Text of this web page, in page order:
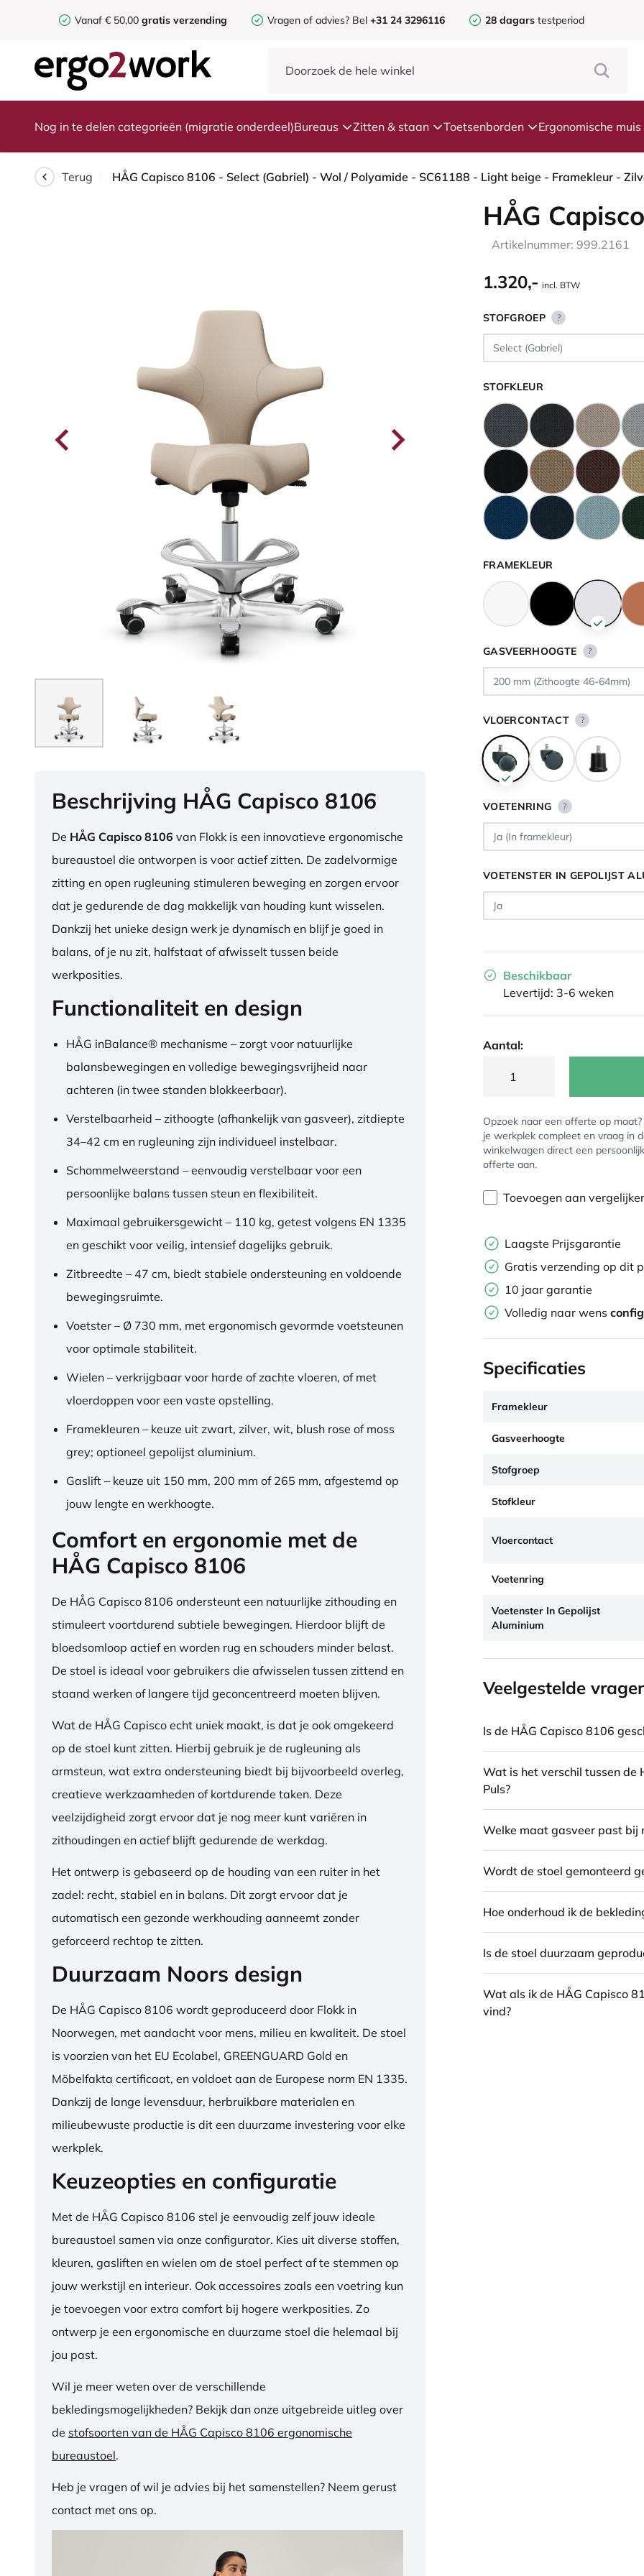
Vanaf € 50,00 gratis verzending Vragen of advies? Bel +31 24 3296116 28 dagars testperiod
Nog in te delen categorieën (migratie onderdeel)Bureaus Zitten & staan Toetsenborden Ergonomische muis
Terug
Beschrijving HÅG Capisco 8106
De HÅG Capisco 8106 van Flokk is een innovatieve ergonomische
bureaustoel die ontworpen is voor actief zitten. De zadelvormige
zitting en open rugleuning stimuleren beweging en zorgen ervoor
dat je gedurende de dag makkelijk van houding kunt wisselen.
Dankzij het unieke design werk je dynamisch en blijf je goed in
balans, of je nu zit, halfstaat of afwisselt tussen beide
werkposities.
Functionaliteit en design
HÅG inBalance® mechanisme – zorgt voor natuurlijke
balansbewegingen en volledige bewegingsvrijheid naar
achteren (in twee standen blokkeerbaar).
Verstelbaarheid – zithoogte (afhankelijk van gasveer), zitdiepte
34–42 cm en rugleuning zijn individueel instelbaar.
Schommelweerstand – eenvoudig verstelbaar voor een
persoonlijke balans tussen steun en flexibiliteit.
Maximaal gebruikersgewicht – 110 kg, getest volgens EN 1335
en geschikt voor veilig, intensief dagelijks gebruik.
Zitbreedte – 47 cm, biedt stabiele ondersteuning en voldoende
bewegingsruimte.
Voetster – Ø 730 mm, met ergonomisch gevormde voetsteunen
voor optimale stabiliteit.
Wielen – verkrijgbaar voor harde of zachte vloeren, of met
vloerdoppen voor een vaste opstelling.
Framekleuren – keuze uit zwart, zilver, wit, blush rose of moss
grey; optioneel gepolijst aluminium.
Gaslift – keuze uit 150 mm, 200 mm of 265 mm, afgestemd op
jouw lengte en werkhoogte.
Comfort en ergonomie met de
HÅG Capisco 8106
De HÅG Capisco 8106 ondersteunt een natuurlijke zithouding en
stimuleert voortdurend subtiele bewegingen. Hierdoor blijft de
bloedsomloop actief en worden rug en schouders minder belast.
De stoel is ideaal voor gebruikers die afwisselen tussen zittend en
staand werken of langere tijd geconcentreerd moeten blijven.
Wat de HÅG Capisco echt uniek maakt, is dat je ook omgekeerd
op de stoel kunt zitten. Hierbij gebruik je de rugleuning als
armsteun, wat extra ondersteuning biedt bij bijvoorbeeld overleg,
creatieve werkzaamheden of kortdurende taken. Deze
veelzijdigheid zorgt ervoor dat je nog meer kunt variëren in
zithoudingen en actief blijft gedurende de werkdag.
Het ontwerp is gebaseerd op de houding van een ruiter in het
zadel: recht, stabiel en in balans. Dit zorgt ervoor dat je
automatisch een gezonde werkhouding aanneemt zonder
geforceerd rechtop te zitten.
Duurzaam Noors design
De HÅG Capisco 8106 wordt geproduceerd door Flokk in
Noorwegen, met aandacht voor mens, milieu en kwaliteit. De stoel
is voorzien van het EU Ecolabel, GREENGUARD Gold en
Möbelfakta certificaat, en voldoet aan de Europese norm EN 1335.
Dankzij de lange levensduur, herbruikbare materialen en
milieubewuste productie is dit een duurzame investering voor elke
werkplek.
Keuzeopties en configuratie
Met de HÅG Capisco 8106 stel je eenvoudig zelf jouw ideale
bureaustoel samen via onze configurator. Kies uit diverse stoffen,
kleuren, gasliften en wielen om de stoel perfect af te stemmen op
jouw werkstijl en interieur. Ook accessoires zoals een voetring kun
je toevoegen voor extra comfort bij hogere werkposities. Zo
ontwerp je een ergonomische en duurzame stoel die helemaal bij
jou past.
Wil je meer weten over de verschillende
bekledingsmogelijkheden? Bekijk dan onze uitgebreide uitleg over
de stofsoorten van de HÅG Capisco 8106 ergonomische
bureaustoel.
Heb je vragen of wil je advies bij het samenstellen? Neem gerust
contact met ons op.
HÅG
Artikelnummer: 999.2161
1.320,- incl. BTW
STOFGROEP ?
STOFKLEUR
FRAMEKLEUR
GASVEERHOOGTE ?
VLOERCONTACT ?
VOETENRING ?
VOETENSTER IN GEPOLIJST
Beschikbaar
Levertijd: 3-6 weken
Aantal:
Opzoek naar een offerte op
je werkplek compleet en vraag in
winkelwagen direct een
offerte aan.
Toevoegen aan vergelijker
Laagste Prijsgarantie
Gratis verzending op dit
10 jaar garantie
Volledig naar wens
Specificaties
Framekleur
Gasveerhoogte
Stofgroep
Stofkleur
Vloercontact
Voetenring
Voetenster In Gepolijst
Aluminium
Veelgestelde
Is de HÅG Capisco 8106
Wat is het verschil tussen de
Puls?
Welke maat gasveer past bij
Wordt de stoel gemonteerd
Hoe onderhoud ik de
Is de stoel duurzaam
Wat als ik de HÅG Capisco
vind?